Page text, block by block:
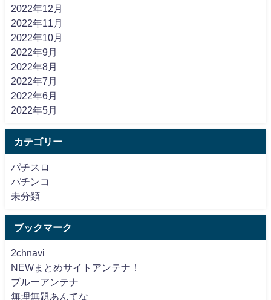
2022年12月
2022年11月
2022年10月
2022年9月
2022年8月
2022年7月
2022年6月
2022年5月
カテゴリー
パチスロ
パチンコ
未分類
ブックマーク
2chnavi
NEWまとめサイトアンテナ！
ブルーアンテナ
無理無題あんてな